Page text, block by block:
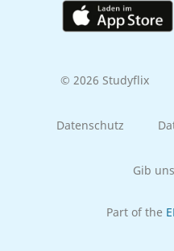
© 2026 Studyflix
Datenschutz
Gib
Part of the